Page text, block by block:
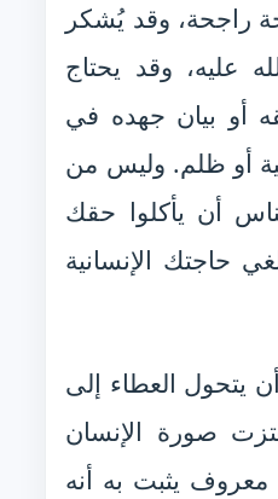
راجحة، وقد يُشكر
عليه، وقد يحتاج
أو بيان جهده في
أو ظلم. وليس من
أن يأكلوا حقك
حاجتك الإنسانية
يتحول العطاء إلى
صورة الإنسان
يثبت به أنه